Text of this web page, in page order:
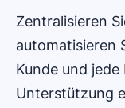
Zentralisieren
automatisieren
Kunde und
Unterstützung